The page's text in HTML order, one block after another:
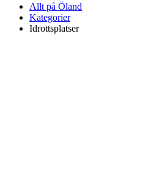
Allt på Öland
Kategorier
Idrottsplatser